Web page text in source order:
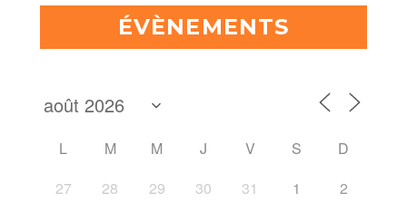
ÉVÈNEMENTS
L M M J V S
D
27
28 29 30 31 1 2